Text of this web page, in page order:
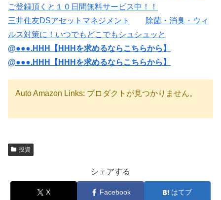
ご登録頂くと１０日間無料サービス中！！
三井住友DSアセットマネジメント
除菌・消臭・ウィ
ルス対策に！いつでもどこでもシュシュッと
@●●●.HHH【HHHを求めるならこちらから】
@●●●.HHH【HHHを求めるならこちらから】
Auto Amazon Links: プロダクトが見つかりません。
投資
シェアする
X Facebook はてブ